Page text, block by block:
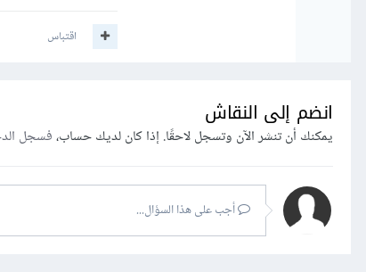
اقتباس
انضم إلى النقاش
يمكنك أن تنشر الآن وتسجل لاحقًا. إذا كان لديك حساب،فسجل
أجب على هذا السؤال...